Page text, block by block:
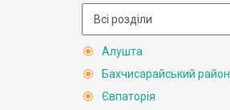
Алушта
Бахчисарайський район
Євпаторія